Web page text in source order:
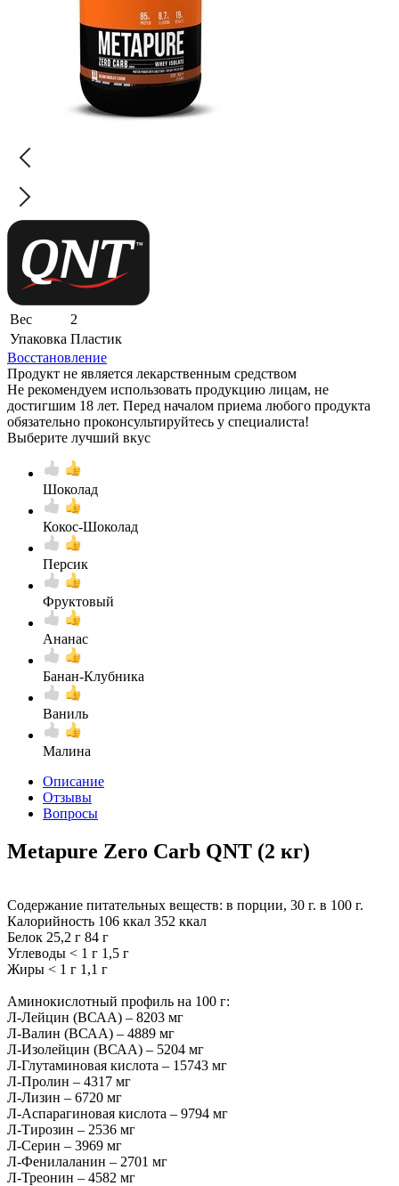
Вес
2
Упаковка Пластик
Восстановление
Продукт не является лекарственным средством
Не рекомендуем использовать продукцию лицам, не
достигшим 18 лет. Перед началом приема любого продукта
обязательно проконсультируйтесь у специалиста!
Выберите лучший вкус
Шоколад
Кокос-Шоколад
Персик
Фруктовый
Ананас
Банан-Клубника
Ваниль
Малина
Описание
Отзывы
Вопросы
Metapure Zero Carb QNT (2 кг)
Содержание питательных веществ: в порции, 30 г. в 100 г.
Калорийность 106 ккал 352 ккал
Белок 25,2 г 84 г
Углеводы < 1 г 1,5 г
Жиры < 1 г 1,1 г
Аминокислотный профиль на 100 г:
Л-Лейцин (ВСАА) – 8203 мг
Л-Валин (ВСАА) – 4889 мг
Л-Изолейцин (ВСАА) – 5204 мг
Л-Глутаминовая кислота – 15743 мг
Л-Пролин – 4317 мг
Л-Лизин – 6720 мг
Л-Аспарагиновая кислота – 9794 мг
Л-Тирозин – 2536 мг
Л-Серин – 3969 мг
Л-Фенилаланин – 2701 мг
Л-Треонин – 4582 мг